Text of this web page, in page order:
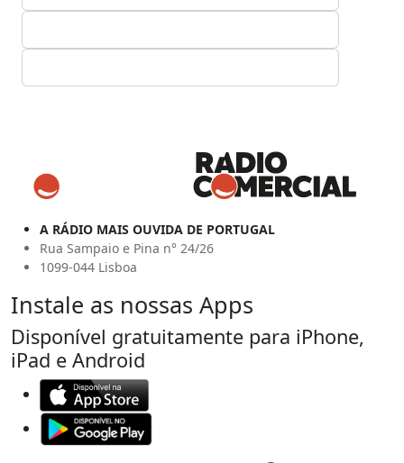
A RÁDIO MAIS OUVIDA DE PORTUGAL
Rua Sampaio e Pina n° 24/26
1099-044 Lisboa
Instale as nossas Apps
Disponível gratuitamente para iPhone,
iPad e Android